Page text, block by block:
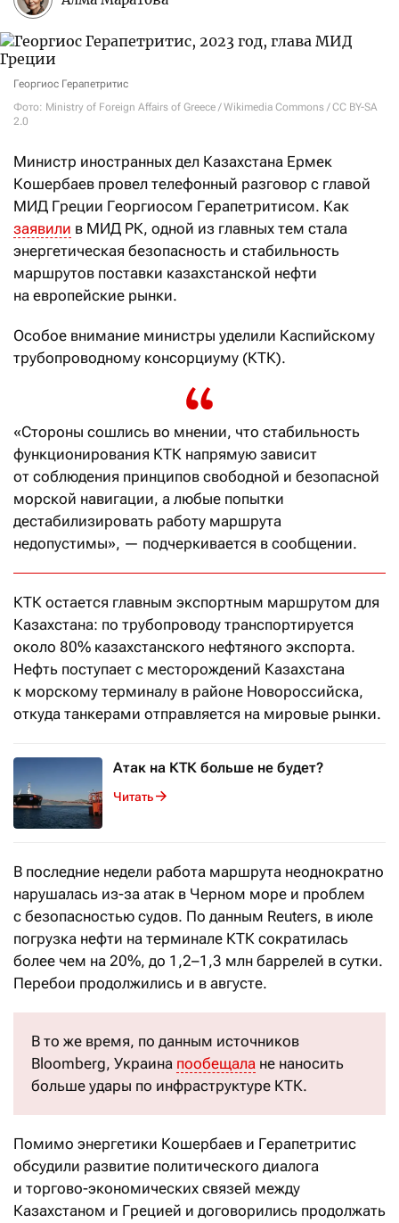
Георгиос Герапетритис
Фото: Ministry of Foreign Affairs of Greece / Wikimedia Commons / CC BY-SA
2.0
Министр иностранных дел Казахстана Ермек
Кошербаев провел телефонный разговор с главой
МИД Греции Георгиосом Герапетритисом. Как
заявили в МИД РК, одной из главных тем стала
энергетическая безопасность и стабильность
маршрутов поставки казахстанской нефти
на европейские рынки.
Особое внимание министры уделили Каспийскому
трубопроводному консорциуму (КТК).
«Стороны сошлись во мнении, что стабильность
функционирования КТК напрямую зависит
от соблюдения принципов свободной и безопасной
морской навигации, а любые попытки
дестабилизировать работу маршрута
недопустимы», — подчеркивается в сообщении.
КТК остается главным экспортным маршрутом для
Казахстана: по трубопроводу транспортируется
около 80% казахстанского нефтяного экспорта.
Нефть поступает с месторождений Казахстана
к морскому терминалу в районе Новороссийска,
откуда танкерами отправляется на мировые рынки.
Атак на КТК больше не будет?
Читать
В последние недели работа маршрута неоднократно
нарушалась из-за атак в Черном море и проблем
с безопасностью судов. По данным Reuters, в июле
погрузка нефти на терминале КТК сократилась
более чем на 20%, до 1,2–1,3 млн баррелей в сутки.
Перебои продолжились и в августе.
В то же время, по данным источников
Bloomberg, Украина пообещала не наносить
больше удары по инфраструктуре КТК.
Помимо энергетики Кошербаев и Герапетритис
обсудили развитие политического диалога
и торгово-экономических связей между
Казахстаном и Грецией и договорились продолжать